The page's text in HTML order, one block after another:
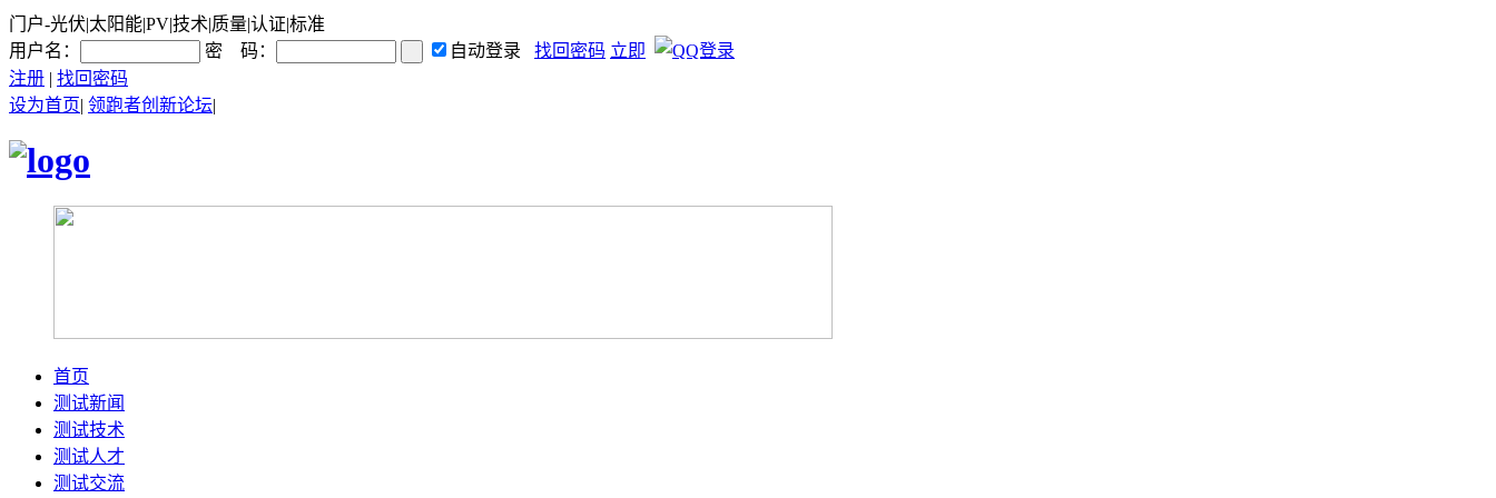
门户-光伏|太阳能|PV|技术|质量|认证|标准
用户名：
密 码： 自动登录 找回密码 立即
注册 | 找回密码
设为首页| 领跑者创新论坛|
首页
测试新闻
测试技术
测试人才
测试交流